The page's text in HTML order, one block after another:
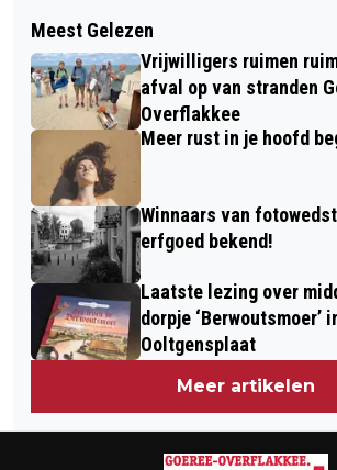
INFORMATIEAVOND OVER
MAAGVERKLEINING IN
GOEDEMORGEN, HET IS
WOENSDAG 27 MEI
Meest Gelezen
Vrijwilligers ruimen
afval op van stranden
Overflakkee
Meer rust in je hoofd
Winnaars van
erfgoed bekend!
Laatste lezing over
dorpje ‘Berwoutsmoer’
Ooltgensplaat
Meer artikelen